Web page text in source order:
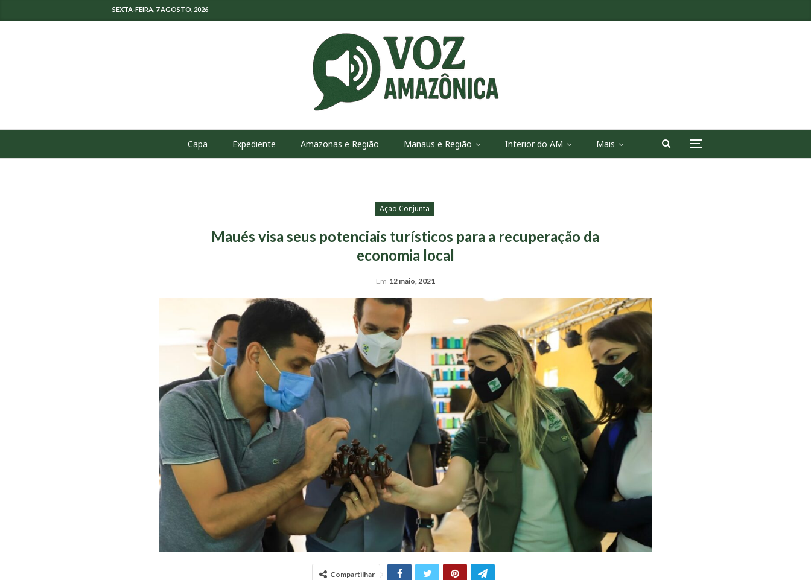
SEXTA-FEIRA, 7 AGOSTO, 2026
Capa Expediente Amazonas e Região Manaus e Região Interior do AM Mais
Ação Conjunta
Maués visa seus potenciais turísticos para a recuperação da
economia local
Em 12 maio, 2021
Compartilhar